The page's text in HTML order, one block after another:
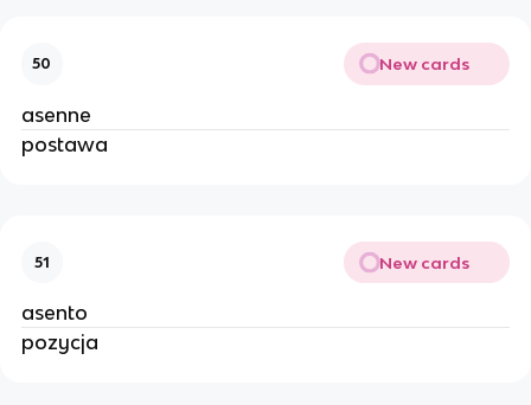
50 New cards
asenne
postawa
51 New cards
asento
pozycja